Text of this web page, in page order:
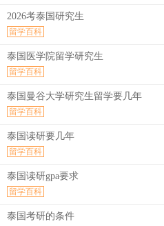
2026考泰国研究生
留学百科
泰国医学院留学研究生
留学百科
泰国曼谷大学研究生留学要几年
留学百科
泰国读研要几年
留学百科
泰国读研gpa要求
留学百科
泰国考研的条件